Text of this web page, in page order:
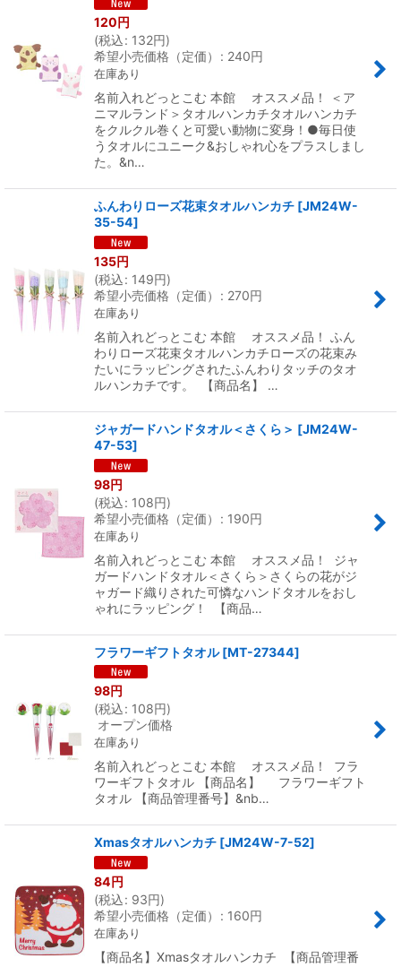
120円
(税込: 132円)
希望小売価格（定価）
: 240円
在庫あり
名前入れどっとこむ 本館 オススメ品！ ＜ア
ニマルランド＞タオルハンカチタオルハンカチ
をクルクル巻くと可愛い動物に変身！●毎日使
うタオルにユニーク&おしゃれ心をプラスしまし
た。&n…
ふんわりローズ花束タオルハンカチ [JM24W-
35-54]
135円
(税込: 149円)
希望小売価格（定価）
: 270円
在庫あり
名前入れどっとこむ 本館 オススメ品！ ふん
わりローズ花束タオルハンカチローズの花束み
たいにラッピングされたふんわりタッチのタオ
ルハンカチです。 【商品名】 …
ジャガードハンドタオル＜さくら＞ [JM24W-
47-53]
98円
(税込: 108円)
希望小売価格（定価）
: 190円
在庫あり
名前入れどっとこむ 本館 オススメ品！ ジャ
ガードハンドタオル＜さくら＞さくらの花がジ
ャガード織りされた可憐なハンドタオルをおし
ゃれにラッピング！ 【商品…
フラワーギフトタオル [MT-27344]
98円
(税込: 108円)
オープン価格
在庫あり
名前入れどっとこむ 本館 オススメ品！ フラ
ワーギフトタオル 【商品名】 フラワーギフト
タオル 【商品管理番号】&nb…
Xmasタオルハンカチ [JM24W-7-52]
84円
(税込: 93円)
希望小売価格（定価）
: 160円
在庫あり
【商品名】Xmasタオルハンカチ 【商品管理番